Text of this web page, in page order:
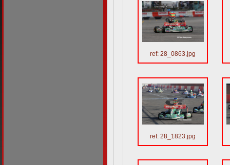
ref: 28_0863.jpg
ref: 28_1823.jpg